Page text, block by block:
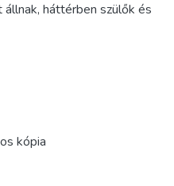
háttérben szülők és
kópia